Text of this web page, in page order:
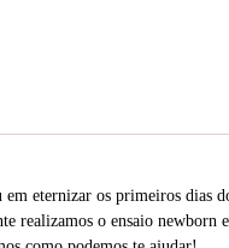
em eternizar os primeiros dias
realizamos o ensaio newborn